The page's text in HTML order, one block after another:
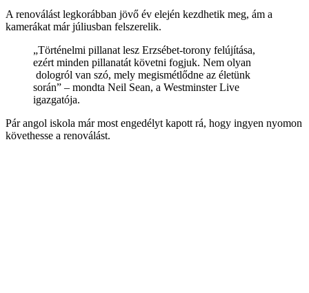
A renoválást legkorábban jövő év elején kezdhetik meg, ám a
kamerákat már júliusban felszerelik.
„Történelmi pillanat lesz Erzsébet-torony felújítása,
ezért minden pillanatát követni fogjuk. Nem olyan
dologról van szó, mely megismétlődne az életünk
során” – mondta Neil Sean, a Westminster Live
igazgatója.
Pár angol iskola már most engedélyt kapott rá, hogy ingyen nyomon
követhesse a renoválást.